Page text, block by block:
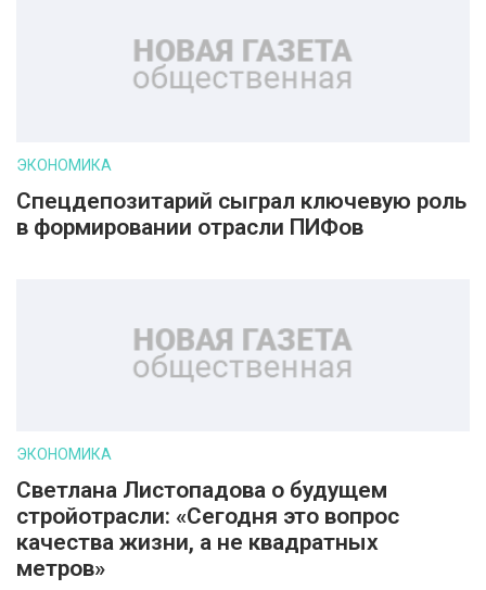
ЭКОНОМИКА
Спецдепозитарий сыграл ключевую роль
в формировании отрасли ПИФов
ЭКОНОМИКА
Светлана Листопадова о будущем
стройотрасли: «Сегодня это вопрос
качества жизни, а не квадратных
метров»